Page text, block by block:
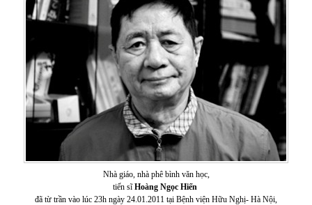
Nhà giáo, nhà phê bình văn học,
tiến sĩHoàng Ngọc Hiến
đã từ trần vào lúc 23h ngày 24.01.2011 tại Bệnh viện Hữu Nghị- Hà Nội,